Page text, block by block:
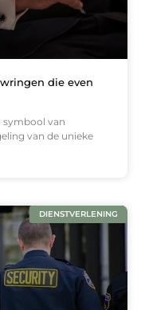
die even
symbool van
van de unieke
DIENSTVERLENING